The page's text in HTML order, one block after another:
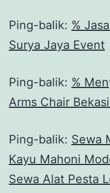
Ping-balik: %
Surya Jaya Event
Ping-balik: %
Arms Chair
Ping-balik: Sewa
Kayu Mahoni
Sewa Alat Pesta